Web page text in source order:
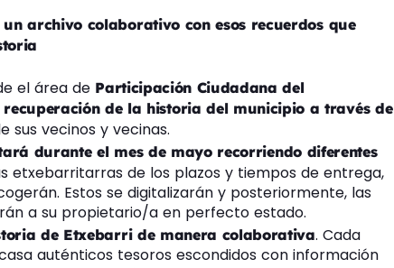
archivo colaborativo con esos recuerdos que
el área de Participación Ciudadana del
de la historia del municipio a través de
sus vecinos y vecinas.
durante el mes de mayo recorriendo diferentes
etxebarritarras de los plazos y tiempos de entrega,
Estos se digitalizarán y posteriormente, las
a su propietario/a en perfecto estado.
de Etxebarri de manera colaborativa. Cada
auténticos tesoros escondidos con información